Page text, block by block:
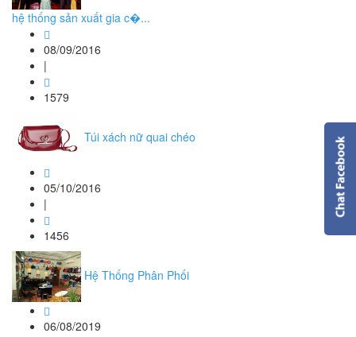
hệ thống sản xuất gia c�...
08/09/2016
|
1579
Túi xách nữ quai chéo
05/10/2016
|
1456
Hệ Thống Phân Phối
06/08/2019